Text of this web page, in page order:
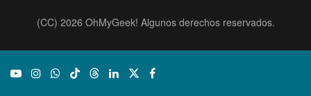
(CC) 2026 OhMyGeek! Algunos derechos reservados.